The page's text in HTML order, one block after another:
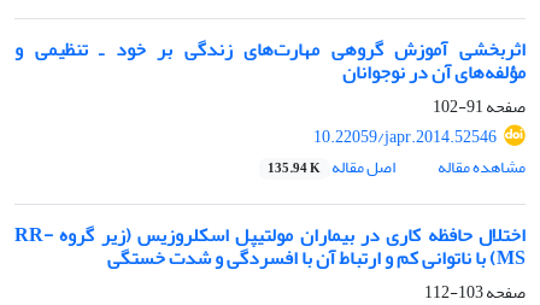
اثربخشی آموزش گروهی مهارت‌های زندگی بر خود ـ تنظیمی و
مؤلفه‌های آن در نوجوانان
صفحه91-102
10.22059/japr.2014.52546
مشاهده مقاله
اصل مقاله 135.94 K
اختلال حافظه کاری در بیماران مولتیپل اسکلروزیس (زیر گروه RR-
MS) با ناتوانی کم و ارتباط آن با افسردگی و شدت خستگی
صفحه103-112